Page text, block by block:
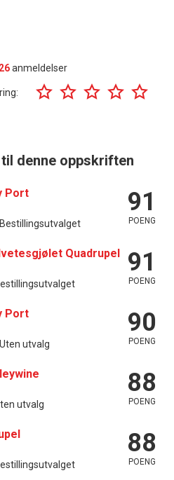
26anmeldelser
denne oppskriften
Port 91
POENG
Quadrupel 91
POENG
Port
utvalg
90
POENG
utvalg
88
POENG
88
POENG